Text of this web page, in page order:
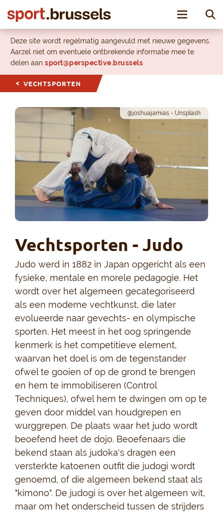
Toggle
Deze site wordt regelmatig aangevuld met nieuwe gegevens.
Aarzel niet om eventuele ontbrekende informatie mee te
delen aan sport@perspective.brussels
VECHTSPORTEN
@joshuajamias - Unsplash
Vechtsporten - Judo
Judo werd in 1882 in Japan opgericht als een
fysieke, mentale en morele pedagogie. Het
wordt over het algemeen gecategoriseerd
als een moderne vechtkunst, die later
evolueerde naar gevechts- en olympische
sporten. Het meest in het oog springende
kenmerk is het competitieve element,
waarvan het doel is om de tegenstander
ofwel te gooien of op de grond te brengen
en hem te immobiliseren (Control
Techniques), ofwel hem te dwingen om op te
geven door middel van houdgrepen en
wurggrepen. De plaats waar het judo wordt
beoefend heet de dojo. Beoefenaars die
bekend staan als judoka's dragen een
versterkte katoenen outfit die judogi wordt
genoemd, of die algemeen bekend staat als
"kimono". De judogi is over het algemeen wit,
maar om het onderscheid tussen de strijders